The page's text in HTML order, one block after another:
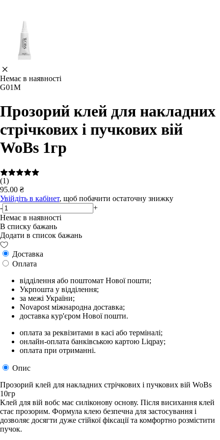
Немає в наявності
G01M
Прозорий клей для накладних
стрічкових і пучкових вій
WoBs 1гр
(1)
95.00 ₴
Увійдіть в кабінет, щоб побачити остаточну знижку
-
+
Немає в наявності
В списку бажань
Додати в список бажань
Доставка
Оплата
відділення або поштомат Нової пошти;
Укрпошта у відділення;
за межі України;
Novapost міжнародна доставка;
доставка кур'єром Нової пошти.
оплата за реквізитами в касі або терміналі;
онлайн-оплата банківською картою Liqpay;
оплата при отриманні.
Опис
Прозорий клей для накладних стрічкових і пучкових вій WoBs
10гр
Клей для вій вобс має силіконову основу. Після висихання клей
стає прозорим. Формула клею безпечна для застосування і
дозволяє досягти дуже стійкої фіксації та комфортно розмістити
пучок.